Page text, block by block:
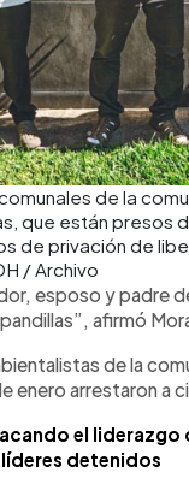
de la
que están presos
de privación de
/ Archivo
esposo y padre
afirmó
de la
enero arrestaron a
el
detenidos